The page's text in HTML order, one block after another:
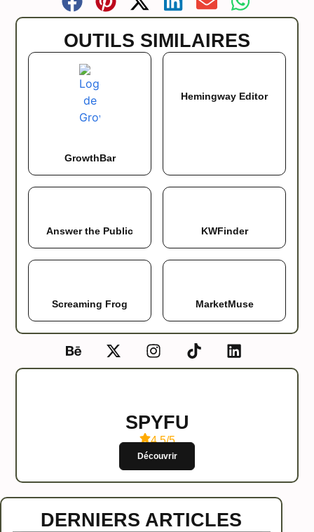
OUTILS SIMILAIRES
GrowthBar
Hemingway Editor
Answer the Public KWFinder
Screaming Frog MarketMuse
SPYFU
4.5/5
Découvrir
DERNIERS ARTICLES